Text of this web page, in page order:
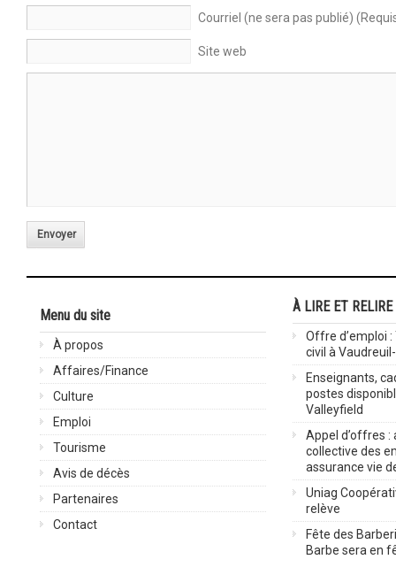
Courriel (ne sera pas publié)
Site web
Envoyer
Menu du site
À propos
Affaires/Finance
Culture
Emploi
Tourisme
Avis de décès
Partenaires
Contact
À LIRE ET RELIRE
Offre d’emploi
civil à
Enseignants,
postes
Valleyfield
Appel d’offres :
collective des
assurance vie
Uniag
relève
Fête des
Barbe sera en